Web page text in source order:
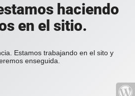
haciendo
en el sitio.
Estamos trabajando en el sito y
enseguida.